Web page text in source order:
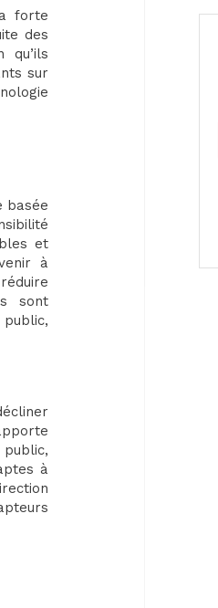
forte
des
sur
basée
et
à
sont
à